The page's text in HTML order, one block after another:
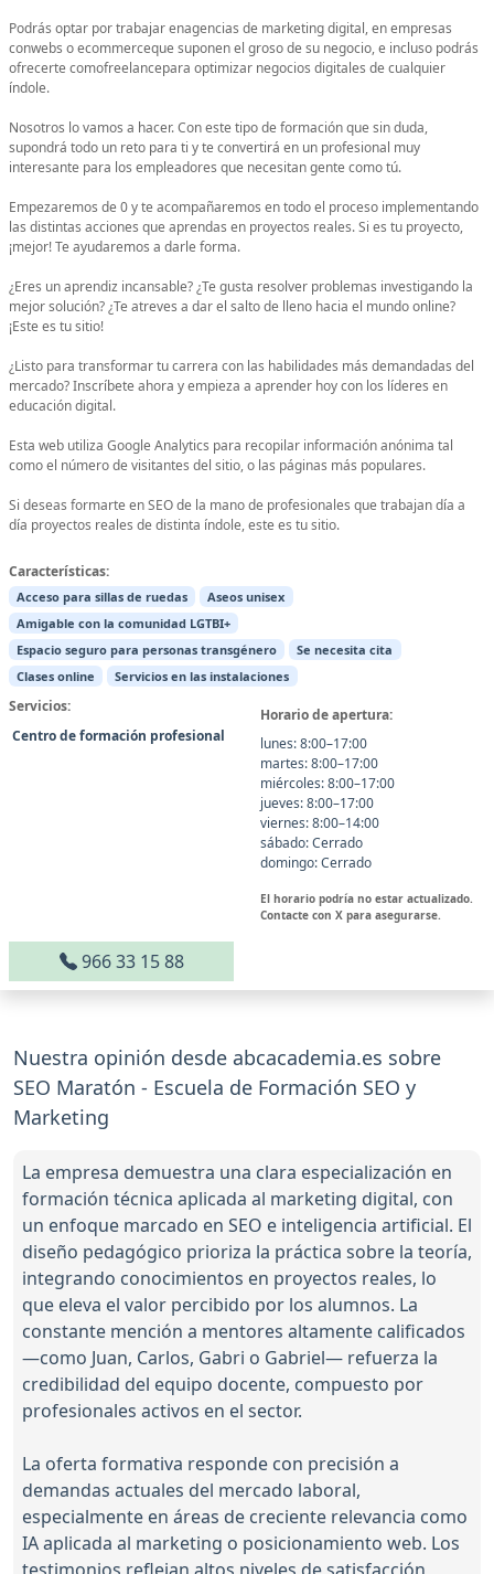
Podrás optar por trabajar enagencias de marketing digital, en empresas
conwebs o ecommerceque suponen el groso de su negocio, e incluso podrás
ofrecerte comofreelancepara optimizar negocios digitales de cualquier
índole.
Nosotros lo vamos a hacer. Con este tipo de formación que sin duda,
supondrá todo un reto para ti y te convertirá en un profesional muy
interesante para los empleadores que necesitan gente como tú.
Empezaremos de 0 y te acompañaremos en todo el proceso implementando
las distintas acciones que aprendas en proyectos reales. Si es tu proyecto,
¡mejor! Te ayudaremos a darle forma.
¿Eres un aprendiz incansable? ¿Te gusta resolver problemas investigando la
mejor solución? ¿Te atreves a dar el salto de lleno hacia el mundo online?
¡Este es tu sitio!
¿Listo para transformar tu carrera con las habilidades más demandadas del
mercado? Inscríbete ahora y empieza a aprender hoy con los líderes en
educación digital.
Esta web utiliza Google Analytics para recopilar información anónima tal
como el número de visitantes del sitio, o las páginas más populares.
Si deseas formarte en SEO de la mano de profesionales que trabajan día a
día proyectos reales de distinta índole, este es tu sitio.
Características:
Acceso para sillas de ruedas
Aseos unisex
Amigable con la comunidad LGTBI+
Espacio seguro para personas transgénero
Se necesita cita
Clases online
Servicios en las instalaciones
Servicios:
Centro de formación profesional
Horario de apertura:
lunes: 8:00–17:00
martes: 8:00–17:00
miércoles: 8:00–17:00
jueves: 8:00–17:00
viernes: 8:00–14:00
sábado: Cerrado
domingo: Cerrado
El horario podría no estar actualizado.
Contacte con X para asegurarse.
966 33 15 88
Nuestra opinión desde abcacademia.es sobre
SEO Maratón - Escuela de Formación SEO y
Marketing
La empresa demuestra una clara especialización en
formación técnica aplicada al marketing digital, con
un enfoque marcado en SEO e inteligencia artificial. El
diseño pedagógico prioriza la práctica sobre la teoría,
integrando conocimientos en proyectos reales, lo
que eleva el valor percibido por los alumnos. La
constante mención a mentores altamente calificados
—como Juan, Carlos, Gabri o Gabriel— refuerza la
credibilidad del equipo docente, compuesto por
profesionales activos en el sector.
La oferta formativa responde con precisión a
demandas actuales del mercado laboral,
especialmente en áreas de creciente relevancia como
IA aplicada al marketing o posicionamiento web. Los